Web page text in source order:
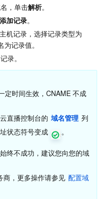
，单击解析。
添加记录。
机记录，选择记录类型为
记录值。
录。
定时间生效，CNAME 不成
直播控制台的 域名管理 列
状态符号变成
。
终不成功，建议您向您的域
商，更多操作请参见 配置域